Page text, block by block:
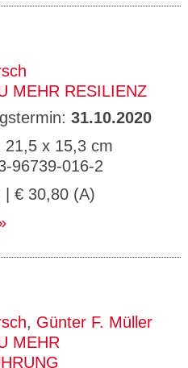
MEHR RESILIENZ
31.10.2020
21,5 x 15,3 cm
96739-016-2
| € 30,80 (A)
, Günter F. Müller
MEHR